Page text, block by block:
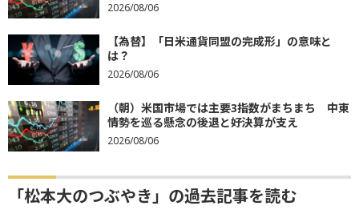
2026/08/06
【為替】「日米通貨同盟の完成形」の意味と
は？
2026/08/06
（朝）米国市場では主要3指数がまちまち 中東
情勢を巡る懸念の後退と好決算が支え
2026/08/06
「松本大のつぶやき」の過去記事を読む